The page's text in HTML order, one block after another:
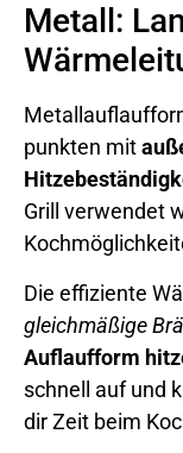
Metall:
punkten mit
Grill verwendet
Die effiziente
gleichmäßige
Auflaufform
schnell auf und
dir Zeit beim